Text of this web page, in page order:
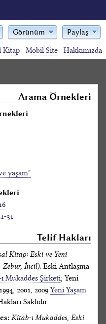
Görünüm Paylaş
Kitap Mobil Site Hakkımızda
Arama Örnekleri
yaşam"
31
Telif Hakları
Kitap: Eski ve Yeni
İncil). Eski Antlaşma
Mukaddes Şirketi; Yeni
2001, 2009 Yeni Yaşam
Saklıdır.
Kitab-ı Mukaddes, Eski